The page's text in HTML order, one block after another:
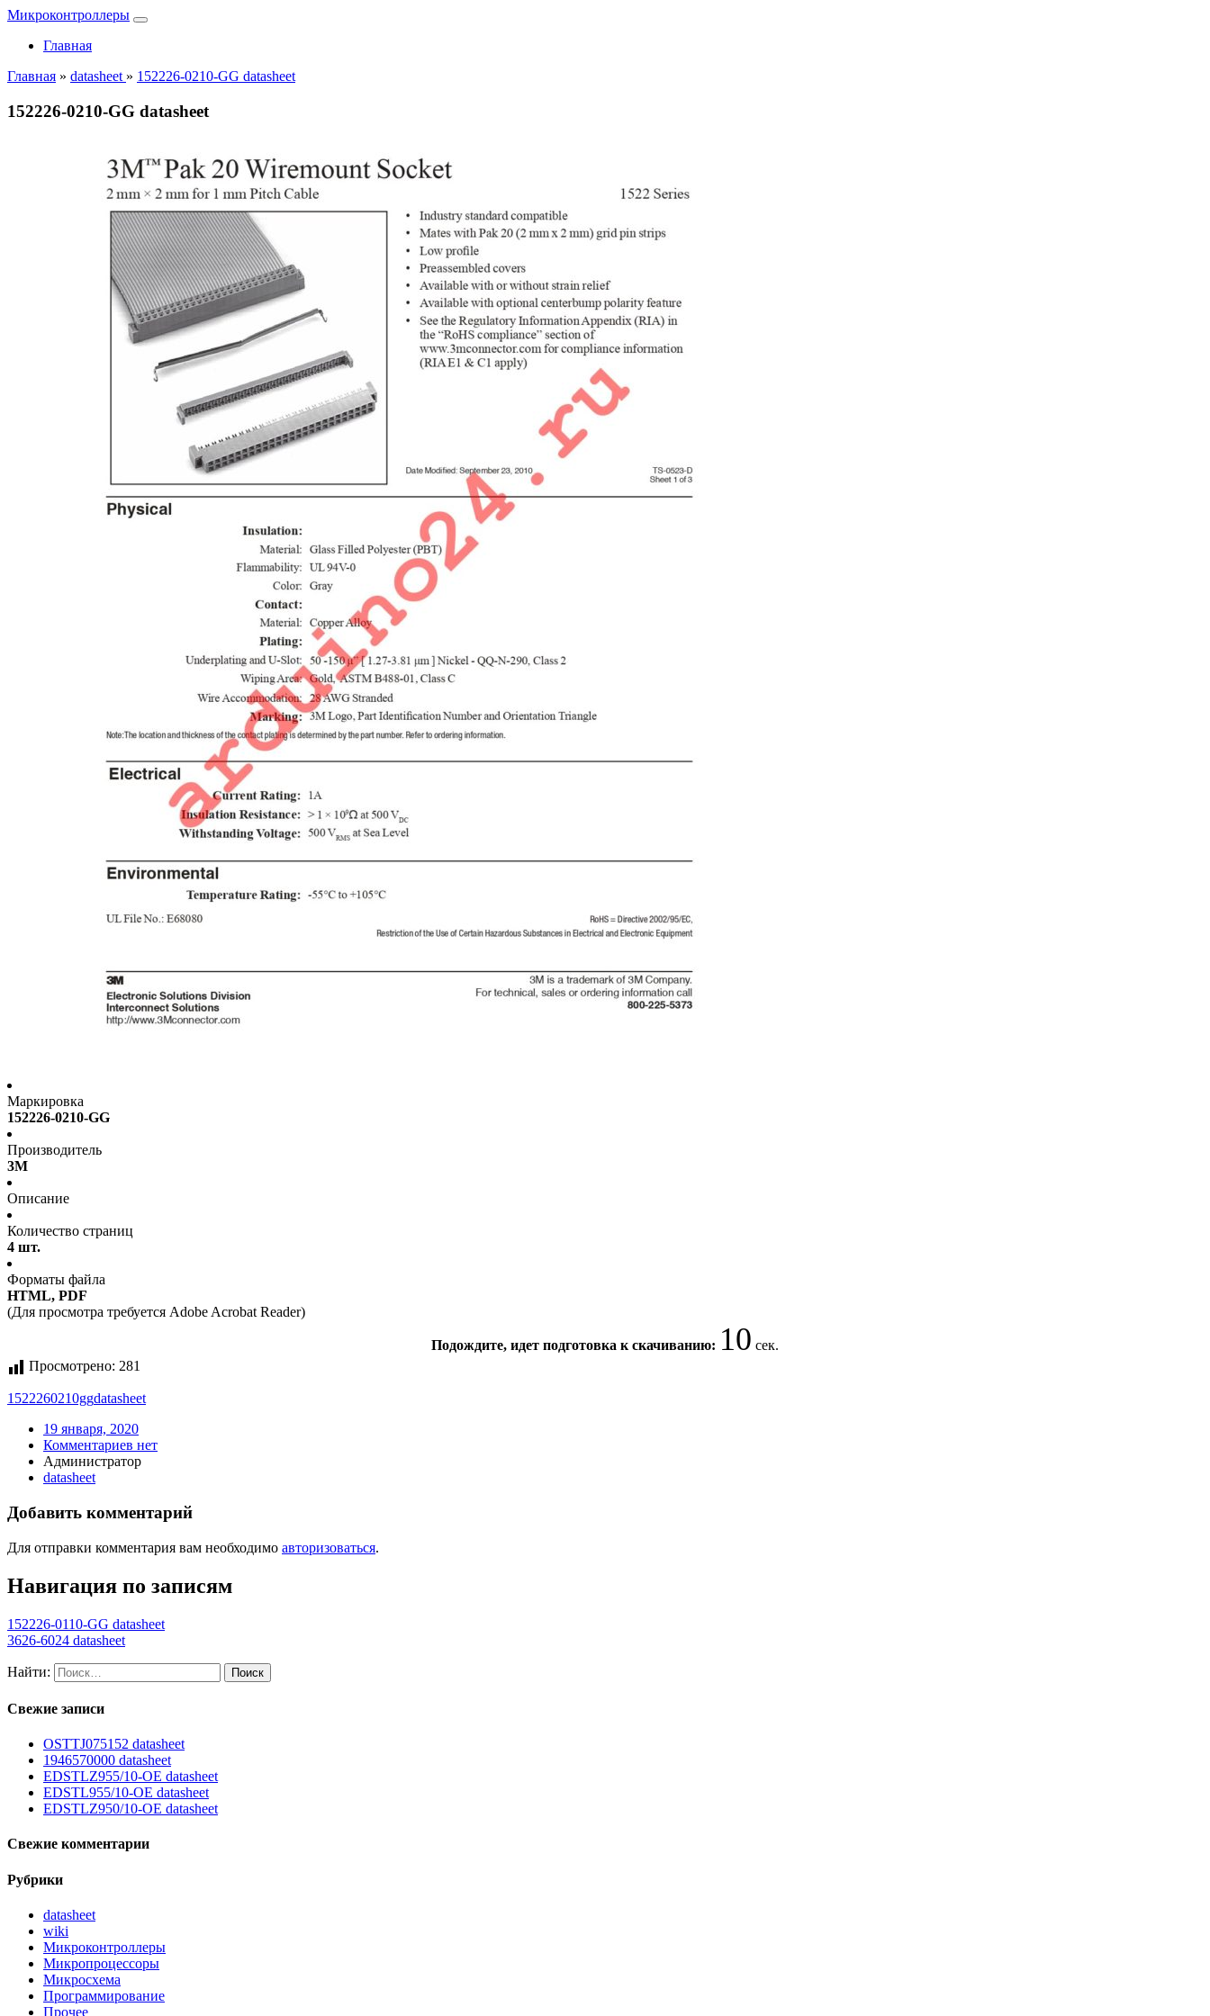
Микроконтроллеры
Главная
Главная » datasheet » 152226-0210-GG datasheet
152226-0210-GG datasheet
Маркировка
152226-0210-GG
Производитель
3M
Описание
Количество страниц
4 шт.
Форматы файла
HTML, PDF
(Для просмотра требуется Adobe Acrobat Reader)
Подождите, идет подготовка к скачиванию: 10 сек.
Просмотрено: 281
1522260210ggdatasheet
19 января, 2020
Комментариев нет
Администратор
datasheet
Добавить комментарий
Для отправки комментария вам необходимо авторизоваться.
Навигация по записям
152226-0110-GG datasheet
3626-6024 datasheet
Найти:
Свежие записи
OSTTJ075152 datasheet
1946570000 datasheet
EDSTLZ955/10-OE datasheet
EDSTL955/10-OE datasheet
EDSTLZ950/10-OE datasheet
Свежие комментарии
Рубрики
datasheet
wiki
Микроконтроллеры
Микропроцессоры
Микросхема
Программирование
Прочее